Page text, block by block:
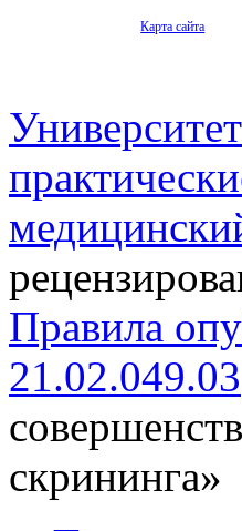
Карта сайта
Университет
Правила
21.02.049.03
скрининга»